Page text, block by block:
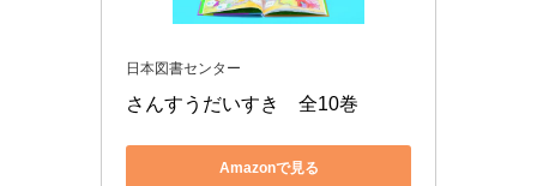
日本図書センター
さんすうだいすき　全10巻
Amazonで見る